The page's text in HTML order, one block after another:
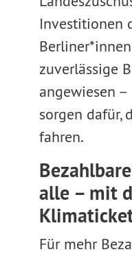
Investitionen
zuverlässige
angewiesen
sorgen dafür,
fahren.
alle – mit
Für mehr